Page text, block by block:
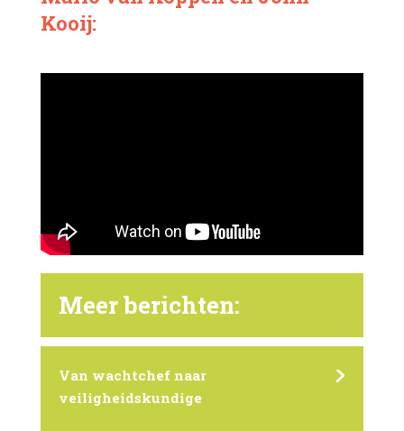
Kooij:
Meer berichten:
Van wachtchef naar
veiligheidskundige